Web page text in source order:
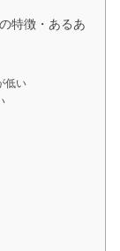
特徴・あるあ
低い